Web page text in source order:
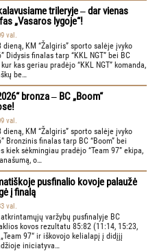
trileryje ‒ dar vienas
„Vasaros lygoje“!
val.
KM “Žalgiris” sporto salėje įvyko
Didysis finalas tarp “KKL NGT” bei BC
kas geriau pradėjo “KKL NGT” komanda,
be…
bronza ‒ BC „Boom“
val.
KM “Žalgiris” sporto salėje įvyko
Bronzinis finalas tarp BC “Boom” bei
kiek sėkmingiau pradėjo “Team 97” ekipa,
o…
pusfinalio kovoje palaužė
į finalą
val.
varžybų pusfinalyje BC
kovos rezultatu 85:82 (11:14, 15:23,
97“ ir iškovojo kelialapį į didįjį
iniciatyva…